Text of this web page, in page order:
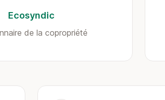
Ecosyndic
de la copropriété